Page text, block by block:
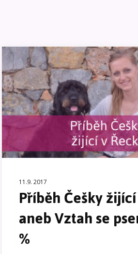
11.9. 2017
Příběh Češky
aneb Vztah se
%